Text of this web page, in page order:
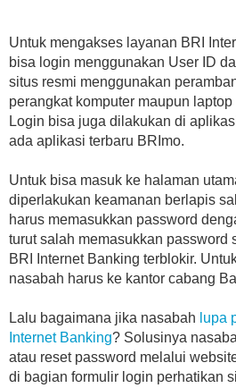
Untuk mengakses layanan BRI
bisa login menggunakan User ID
situs resmi menggunakan
perangkat komputer maupun
Login bisa juga dilakukan di
ada aplikasi terbaru BRImo.
Untuk bisa masuk ke halaman
diperlakukan keamanan berlapis
harus memasukkan password
turut salah memasukkan password
BRI Internet Banking terblokir.
nasabah harus ke kantor cabang
Lalu bagaimana jika nasabah lupa
Internet Banking? Solusinya
atau reset password melalui
di bagian formulir login perhatikan